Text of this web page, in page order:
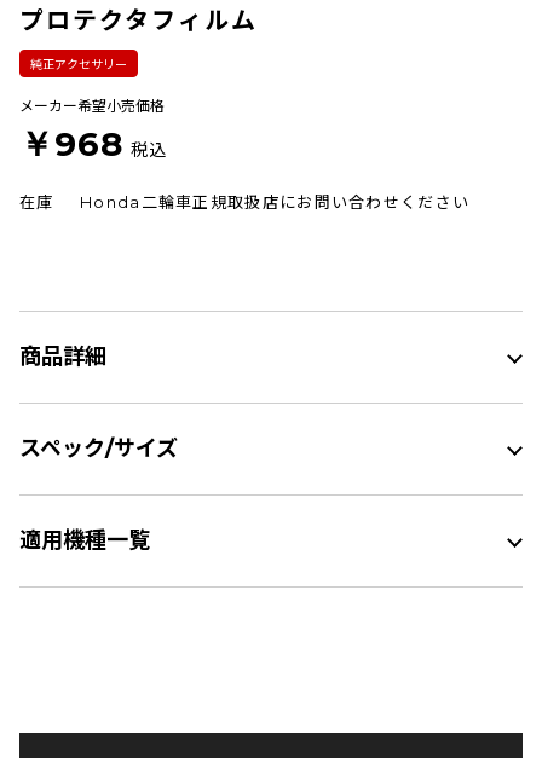
純正アクセサリー
プロテクタフィルム
メーカー希望小売価格
￥968 税込
在庫 Honda二輪車正規取扱店にお問い合わせください
商品詳細
スペック/サイズ
適用機種一覧